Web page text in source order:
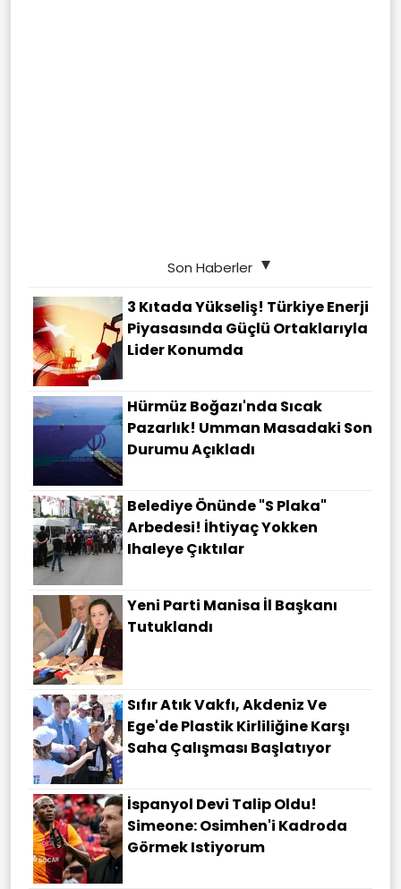
Son Haberler
3 Kıtada Yükseliş! Türkiye Enerji
Piyasasında Güçlü Ortaklarıyla
Lider Konumda
Hürmüz Boğazı'nda Sıcak
Pazarlık! Umman Masadaki Son
Durumu Açıkladı
Belediye Önünde "S Plaka"
Arbedesi! İhtiyaç Yokken
Ihaleye Çıktılar
Yeni Parti Manisa İl Başkanı
Tutuklandı
Sıfır Atık Vakfı, Akdeniz Ve
Ege'de Plastik Kirliliğine Karşı
Saha Çalışması Başlatıyor
İspanyol Devi Talip Oldu!
Simeone: Osimhen'i Kadroda
Görmek Istiyorum